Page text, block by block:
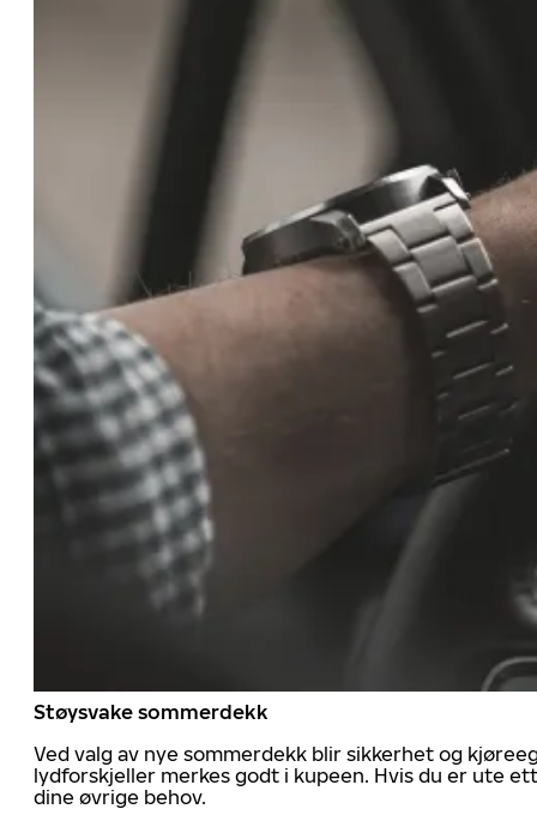
Støysvake sommerdekk
Ved valg av nye sommerdekk blir sikkerhet og
lydforskjeller merkes godt i kupeen. Hvis du er ute
dine øvrige behov.